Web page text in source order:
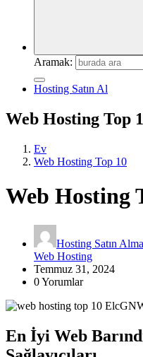
Aramak:
Hosting Satın Al
Web Hosting Top
Ev
Web Hosting Top 10
Web Hosting
Hosting Satın Alma
Web Hosting
Temmuz 31, 2024
0 Yorumlar
En İyi Web